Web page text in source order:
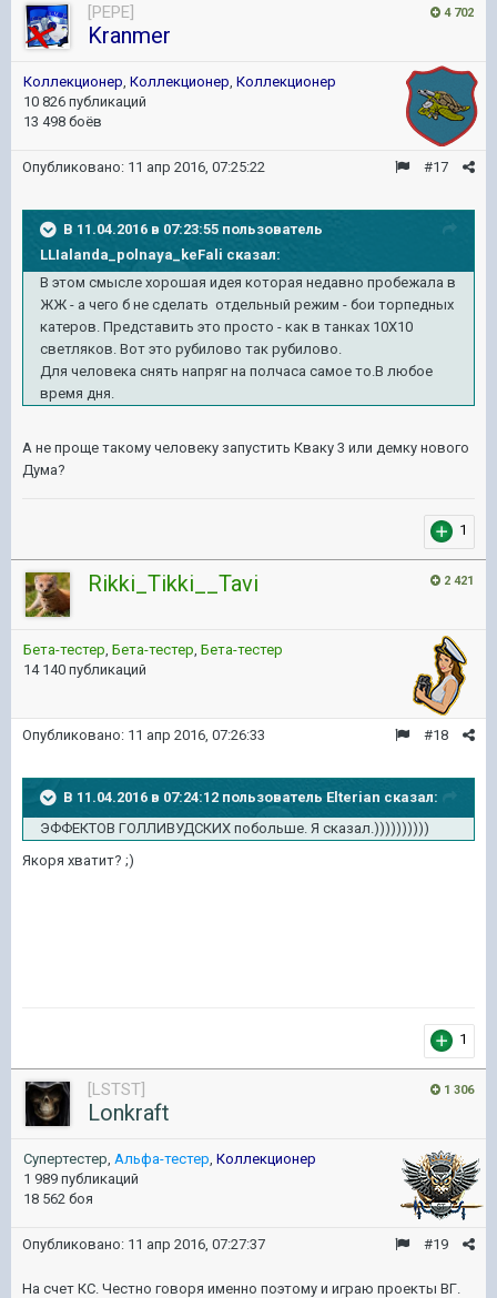
4 702
[PEPE]
Kranmer
Коллекционер Коллекционер Коллекционер
10 826 публикаций
13 498 боёв
#17
Опубликовано: 11 апр 2016, 07:25:22
В 11.04.2016 в 07:23:55 пользователь
LLIalanda_polnaya_keFali сказал:
В этом смысле хорошая идея которая недавно пробежала в
ЖЖ - а чего б не сделать отдельный режим - бои торпедных
катеров. Представить это просто - как в танках 10Х10
светляков. Вот это рубилово так рубилово.
Для человека снять напряг на полчаса самое то.В любое
время дня.
А не проще такому человеку запустить Кваку 3 или демку нового
Дума?
1
2 421
Rikki_Tikki__Tavi
Бета-тестер Бета-тестер Бета-тестер
14 140 публикаций
#18
Опубликовано: 11 апр 2016, 07:26:33
В 11.04.2016 в 07:24:12 пользователь Elterian сказал:
ЭФФЕКТОВ ГОЛЛИВУДСКИХ побольше. Я сказал.))))))))))
Якоря хватит? ;)
1
1 306
[LSTST]
Lonkraft
Супертестер Альфа-тестер Коллекционер
1 989 публикаций
18 562 боя
#19
Опубликовано: 11 апр 2016, 07:27:37
На счет КС. Честно говоря именно поэтому и играю проекты ВГ.